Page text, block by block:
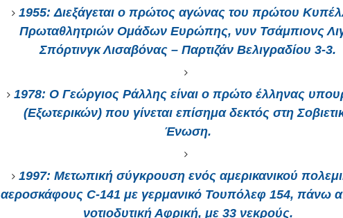
1955: Διεξάγεται ο πρώτος αγώνας του πρώτου
Πρωταθλητριών Ομάδων Ευρώπης, νυν Τσάμπιονς
Σπόρτινγκ Λισαβόνας – Παρτιζάν Βελιγραδίου 3-3.
1978: Ο Γεώργιος Ράλλης είναι ο πρώτο έλληνας
(Εξωτερικών) που γίνεται επίσημα δεκτός στη
Ένωση.
1997: Μετωπική σύγκρουση ενός αμερικανικού
αεροσκάφους C-141 με γερμανικό Τουπόλεφ 154, πάνω
νοτιοδυτική Αφρική, με 33 νεκρούς.